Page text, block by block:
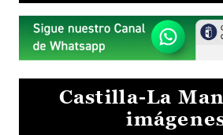
Castilla-La